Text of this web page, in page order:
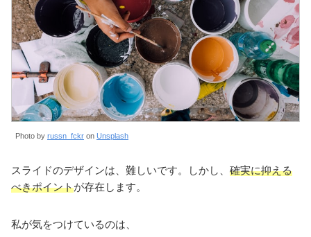
Photo by russn_fckr on Unsplash
スライドのデザインは、難しいです。しかし、 確実に抑える
べきポイントが存在します。
私が気をつけているのは、